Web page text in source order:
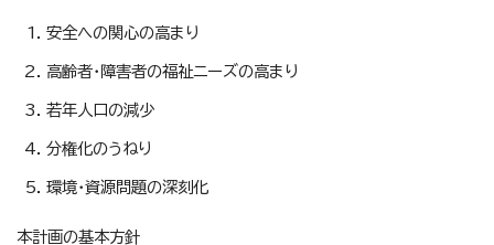
安全への関心の高まり
高齢者・障害者の福祉ニーズの高まり
若年人口の減少
分権化のうねり
環境・資源問題の深刻化
本計画の基本方針